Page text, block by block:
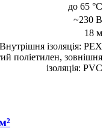
до 65 °C
~230 В
18 м
Внутрішня ізоляція: РЕХ
поліетилен, зовнішня
ізоляція: PVC